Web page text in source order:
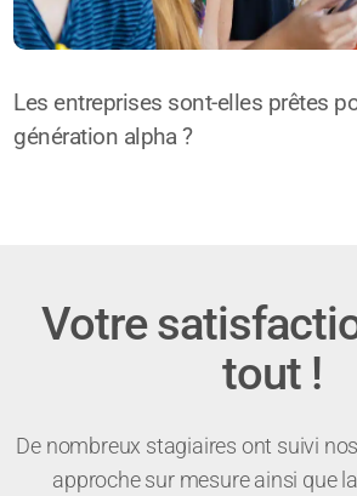
Les entreprises sont-elles prêtes
génération alpha ?
Votre
tout !
De nombreux stagiaires ont suivi
approche sur mesure ainsi que